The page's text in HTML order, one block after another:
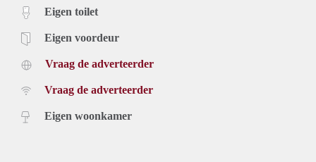
Eigen toilet
Eigen voordeur
Vraag de adverteerder
Vraag de adverteerder
Eigen woonkamer